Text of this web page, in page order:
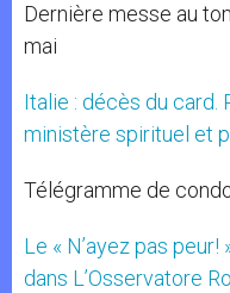
Dernière messe au
mai
Italie : décès du card.
ministère spirituel et
Télégramme de
Le « N’ayez pas
dans L’Osservatore